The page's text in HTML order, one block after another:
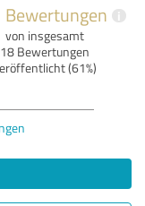
Bewertungen i
von insgesamt
18 Bewertungen
(61%)